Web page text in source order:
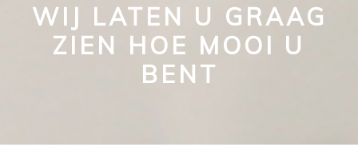
WIJ LATEN U GRAAG
ZIEN HOE MOOI U
BENT